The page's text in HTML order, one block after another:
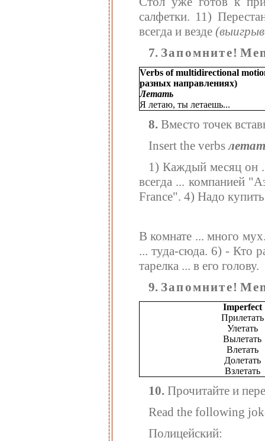
салфетки. 11)
всегда и везде
7. Запомните!
Verbs of multidirectional
разных направлениях)
Летать
Я летаю, ты летаешь...
8. Вместо точек
Insert the verbs
1) Каждый месяц он
всегда ... компанией
France". 4) Надо купить
В комнате ... много
... туда-сюда. 6) - Кто
тарелка ... в его голову.
9. Запомните!
Imperfect
Прилетать
Улетать
Вылетать
Влетать
Долетать
Взлетать
10. Прочитайте и
Read the following
Полицейский: